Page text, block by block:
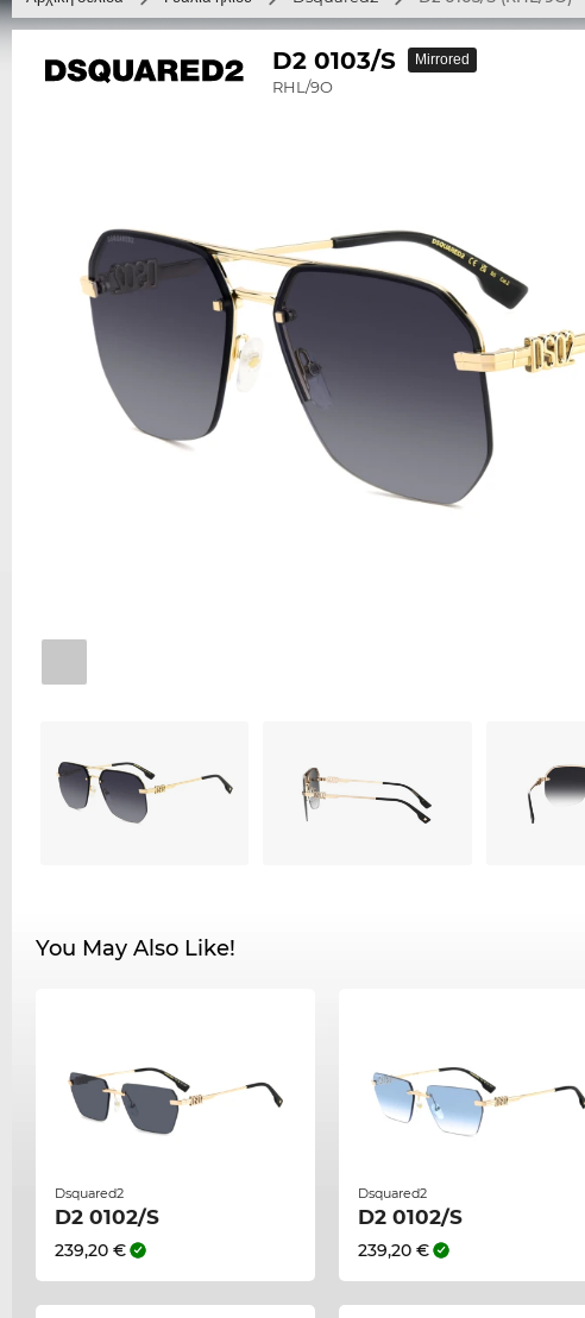
D2 0103/S
RHL/9O
Mirrored
You May Also Like!
Dsquared2
D2 0102/S
239,20 €
Dsquared2
D2 0102/S
239,20 €